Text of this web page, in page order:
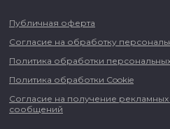
Публичная оферта
Согласие на обработку
Политика обработки
Политика обработки Cookie
Согласие на получение
сообщений